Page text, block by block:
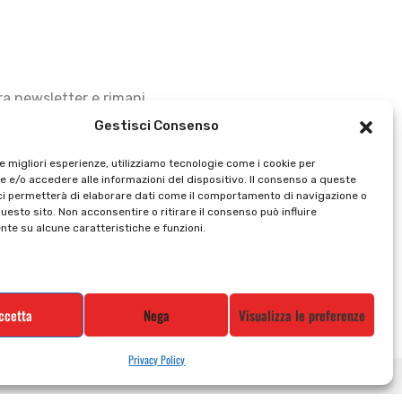
Gestisci Consenso
migliori esperienze, utilizziamo tecnologie come i cookie per
e/o accedere alle informazioni del dispositivo. Il consenso a queste
permetterà di elaborare dati come il comportamento di navigazione o
sito. Non acconsentire o ritirare il consenso può influire
su alcune caratteristiche e funzioni.
Nega Visualizza le preferenze
Privacy Policy
newsletter e rimani